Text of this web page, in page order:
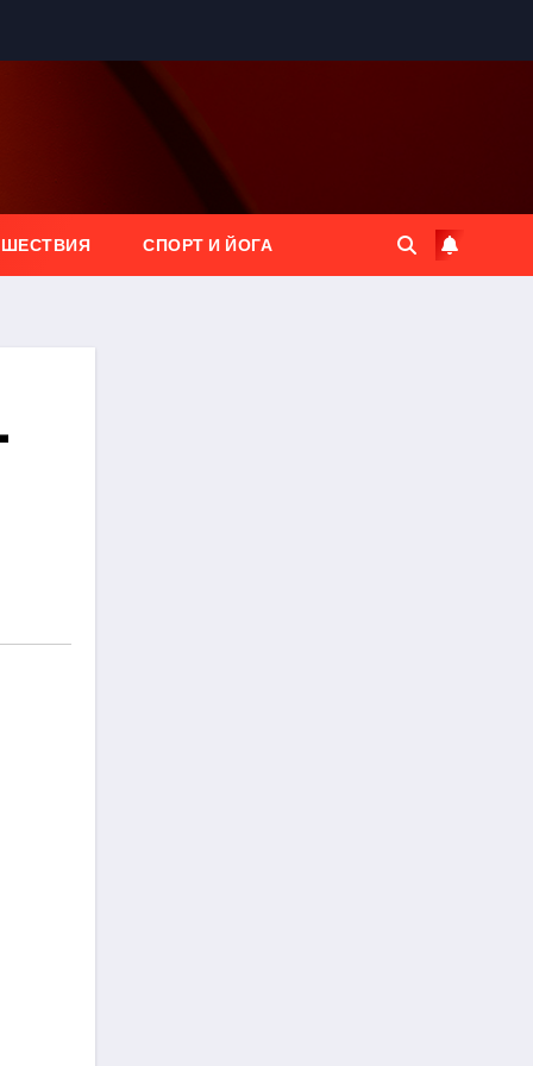
СПОРТ И ЙОГА